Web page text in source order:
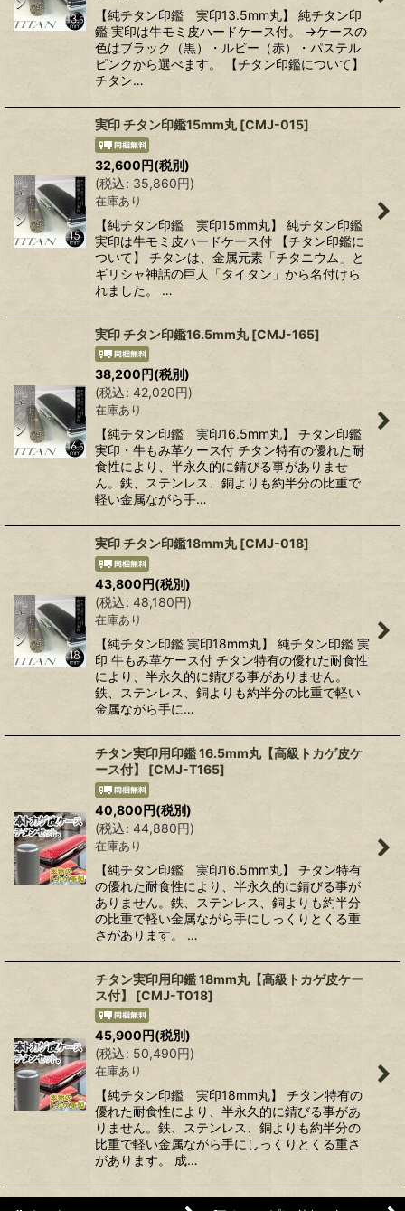
【純チタン印鑑 実印13.5mm丸】 純チタン印
鑑 実印は牛モミ皮ハードケース付。 →ケースの
色はブラック（黒）・ルビー（赤）・パステル
ピンクから選べます。 【チタン印鑑について】
チタン…
実印 チタン印鑑15mm丸 [CMJ-015]
32,600円(税別)
(税込: 35,860円)
在庫あり
【純チタン印鑑 実印15mm丸】 純チタン印鑑
実印は牛モミ皮ハードケース付 【チタン印鑑に
ついて】 チタンは、金属元素「チタニウム」と
ギリシャ神話の巨人「タイタン」から名付けら
れました。 …
実印 チタン印鑑16.5mm丸 [CMJ-165]
38,200円(税別)
(税込: 42,020円)
在庫あり
【純チタン印鑑 実印16.5mm丸】 チタン印鑑
実印・牛もみ革ケース付 チタン特有の優れた耐
食性により、半永久的に錆びる事がありませ
ん。鉄、ステンレス、銅よりも約半分の比重で
軽い金属ながら手…
実印 チタン印鑑18mm丸 [CMJ-018]
43,800円(税別)
(税込: 48,180円)
在庫あり
【純チタン印鑑 実印18mm丸】 純チタン印鑑 実
印 牛もみ革ケース付 チタン特有の優れた耐食性
により、半永久的に錆びる事がありません。
鉄、ステンレス、銅よりも約半分の比重で軽い
金属ながら手に…
チタン実印用印鑑 16.5mm丸【高級トカゲ皮ケ
ース付】
[CMJ-T165]
40,800円(税別)
(税込: 44,880円)
在庫あり
【純チタン印鑑 実印16.5mm丸】 チタン特有
の優れた耐食性により、半永久的に錆びる事が
ありません。鉄、ステンレス、銅よりも約半分
の比重で軽い金属ながら手にしっくりとくる重
さがあります。 …
チタン実印用印鑑 18mm丸【高級トカゲ皮ケー
ス付】
[CMJ-T018]
45,900円(税別)
(税込: 50,490円)
在庫あり
【純チタン印鑑 実印18mm丸】 チタン特有の
優れた耐食性により、半永久的に錆びる事があ
りません。鉄、ステンレス、銅よりも約半分の
比重で軽い金属ながら手にしっくりとくる重さ
があります。 成…